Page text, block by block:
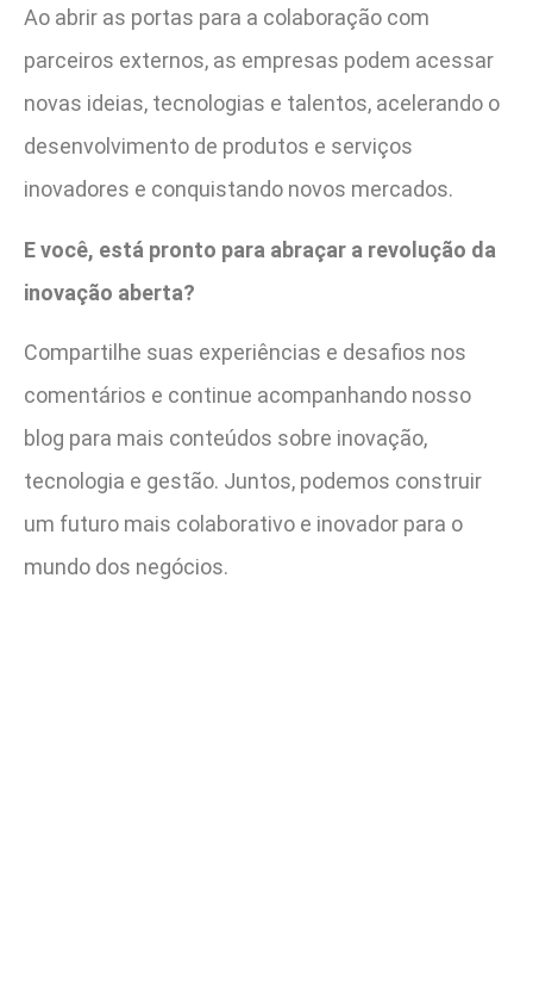
Ao abrir as portas para a colaboração com
parceiros externos, as empresas podem acessar
novas ideias, tecnologias e talentos, acelerando o
desenvolvimento de produtos e serviços
inovadores e conquistando novos mercados.
E você, está pronto para abraçar a revolução da
inovação aberta?
Compartilhe suas experiências e desafios nos
comentários e continue acompanhando nosso
blog para mais conteúdos sobre inovação,
tecnologia e gestão. Juntos, podemos construir
um futuro mais colaborativo e inovador para o
mundo dos negócios.